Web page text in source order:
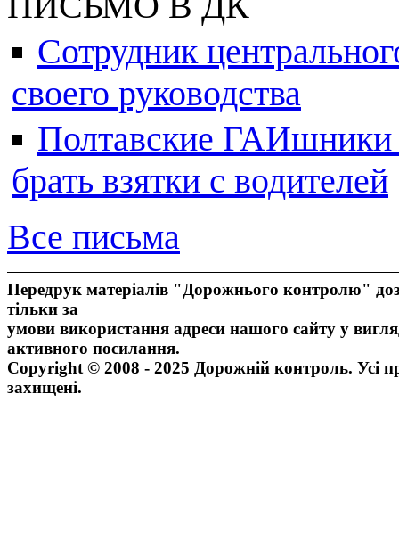
Сотрудник
своего руководства
Полтавские ГАИшники
брать взятки с водителей
Все письма
Передрук матеріалів "Дорожнього контролю"
тільки за
умови використання адреси нашого сайту у
активного посилання.
Copyright © 2008 - 2025 Дорожній контроль. Усі
захищені.